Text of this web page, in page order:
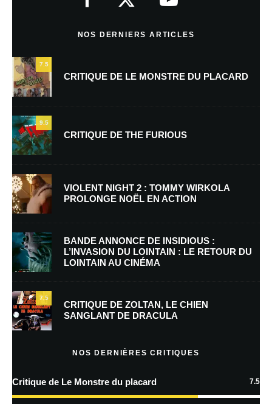
Nom*
E-mail *
Enregistrer mon nom, mon e-mail et mon site dans le navigateur pour
mon prochain commentaire.
Prévenez-moi de tous les nouveaux commentaires par e-mail.
Prévenez-moi de tous les nouveaux articles par e-mail.
En savoir
NOS DERNIERS ARTICLES
7.5
CRITIQUE DE LE MONSTRE DU PLACARD
9.5
CRITIQUE DE THE FURIOUS
VIOLENT NIGHT 2 : TOMMY WIRKOLA
PROLONGE NOËL EN ACTION
BANDE ANNONCE DE INSIDIOUS :
L’INVASION DU LOINTAIN : LE RETOUR DU
LOINTAIN AU CINÉMA
7.5
CRITIQUE DE ZOLTAN, LE CHIEN
SANGLANT DE DRACULA
NOS DERNIÈRES CRITIQUES
Critique de Le Monstre du placard 7.5